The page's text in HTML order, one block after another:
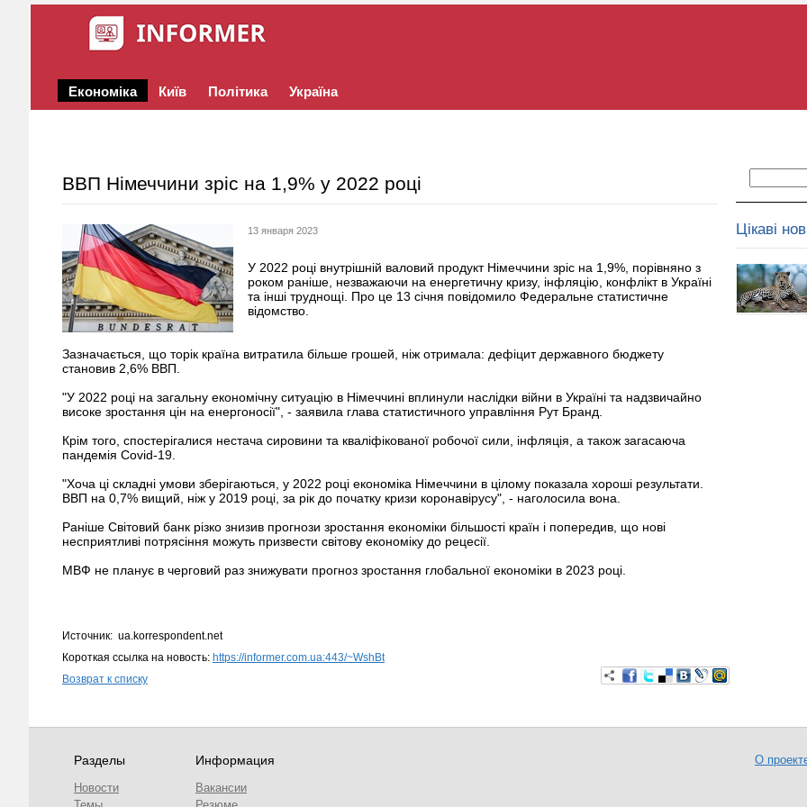
Економіка Київ Політика Україна
ВВП Німеччини зріс на 1,9% у 2022 році
13 января 2023
У 2022 році внутрішній валовий продукт Німеччини зріс на 1,9%, порівняно з
роком раніше, незважаючи на енергетичну кризу, інфляцію, конфлікт в Україні
та інші труднощі. Про це 13 січня повідомило Федеральне статистичне
відомство.
Зазначається, що торік країна витратила більше грошей, ніж отримала: дефіцит державного бюджету
становив 2,6% ВВП.
"У 2022 році на загальну економічну ситуацію в Німеччині вплинули наслідки війни в Україні та надзвичайно
високе зростання цін на енергоносії", - заявила глава статистичного управління Рут Бранд.
Крім того, спостерігалися нестача сировини та кваліфікованої робочої сили, інфляція, а також загасаюча
пандемія Covid-19.
"Хоча ці складні умови зберігаються, у 2022 році економіка Німеччини в цілому показала хороші результати.
ВВП на 0,7% вищий, ніж у 2019 році, за рік до початку кризи коронавірусу", - наголосила вона.
Раніше Світовий банк різко знизив прогнози зростання економіки більшості країн і попередив, що нові
несприятливі потрясіння можуть призвести світову економіку до рецесії.
МВФ не планує в черговий раз знижувати прогноз зростання глобальної економіки в 2023 році.
Источник: ua.korrespondent.net
Короткая ссылка на новость: https://informer.com.ua:443/~WshBt
Возврат к списку
Цікаві
Разделы
Новости
Информация
Вакансии
О